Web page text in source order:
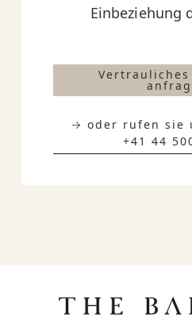
Einbeziehung
Vertrauliches
→ oder rufen sie
+41 44